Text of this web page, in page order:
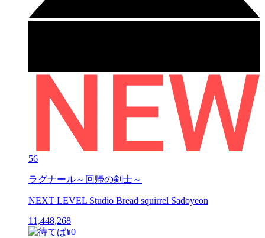
56
ラグナール～回帰の剣士～
NEXT LEVEL Studio Bread squirrel Sadoyeon
11,448,268